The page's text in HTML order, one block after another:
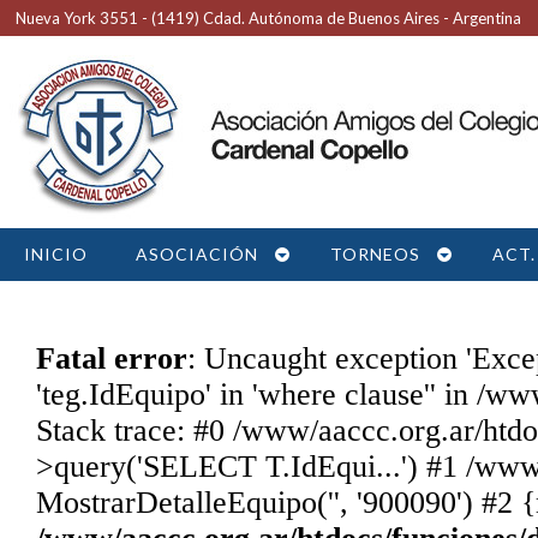
Nueva York 3551 - (1419) Cdad. Autónoma de Buenos Aires - Argentina
INICIO ASOCIACIÓN TORNEOS
Fatal error: Uncaught exception
'teg.IdEquipo' in 'where clause'' in /
Stack trace: #0 /www/aaccc.org.ar/
>query('SELECT T.IdEqui...') #1 /
MostrarDetalleEquipo('', '900090') #2